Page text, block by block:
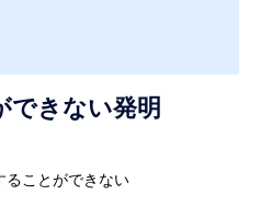
できない発明
ことができない